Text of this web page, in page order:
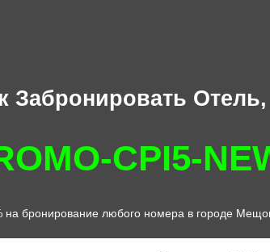
Забронировать
CPI5-
на бронирование любого номера в городе